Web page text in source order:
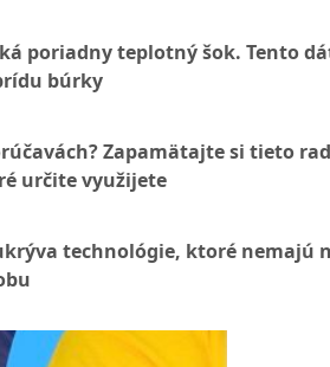
poriadny teplotný šok. Tento
búrky
Zapamätajte si tieto
určite využijete
technológie, ktoré nemajú